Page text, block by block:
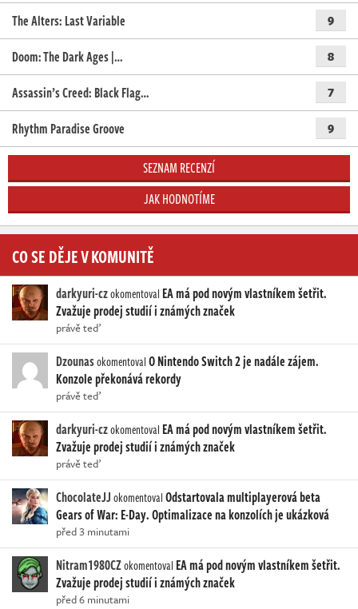
The Alters: Last Variable 9
Doom: The Dark Ages |… 8
Assassin’s Creed: Black Flag… 7
Rhythm Paradise Groove 9
SEZNAM RECENZÍ
JAK HODNOTÍME
CO SE DĚJE V KOMUNITĚ
darkyuri-czokomentoval EA má pod novým vlastníkem šetřit.
Zvažuje prodej studií i známých značek
právě teď
DzounasokomentovalO Nintendo Switch 2 je nadále zájem.
Konzole překonává rekordy
právě teď
darkyuri-czokomentoval EA má pod novým vlastníkem šetřit.
Zvažuje prodej studií i známých značek
právě teď
ChocolateJJokomentovalOdstartovala multiplayerová beta
Gears of War: E-Day. Optimalizace na konzolích je ukázková
před 3 minutami
Nitram1980CZokomentoval EA má pod novým vlastníkem šetřit.
Zvažuje prodej studií i známých značek
před 6 minutami